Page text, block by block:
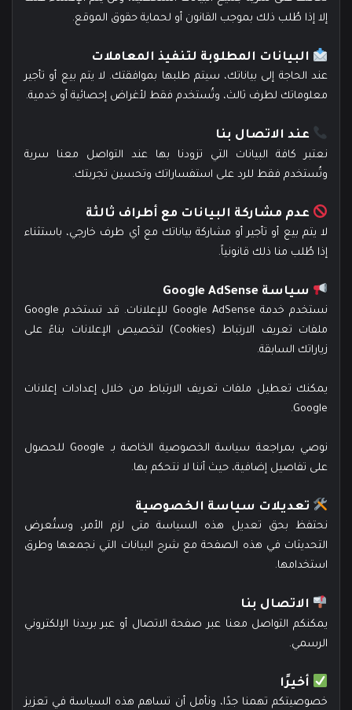
إلا إذا طُلب ذلك بموجب القانون أو لحماية حقوق الموقع.
البيانات المطلوبة لتنفيذ المعاملات
عند الحاجة إلى بياناتك، سيتم طلبها بموافقتك. لا يتم بيع أو تأجير
معلوماتك لطرف ثالث، وتُستخدم فقط لأغراض إحصائية أو خدمية.
عند الاتصال بنا
نعتبر كافة البيانات التي تزودنا بها عند التواصل معنا سرية
وتُستخدم فقط للرد على استفساراتك وتحسين تجربتك.
عدم مشاركة البيانات مع أطراف ثالثة
لا يتم بيع أو تأجير أو مشاركة بياناتك مع أي طرف خارجي، باستثناء
إذا طُلب منا ذلك قانونياً.
سياسة Google AdSense
نستخدم خدمة Google AdSense للإعلانات. قد تستخدم Google
ملفات تعريف الارتباط (Cookies) لتخصيص الإعلانات بناءً على
زياراتك السابقة.
يمكنك تعطيل ملفات تعريف الارتباط من خلال إعدادات إعلانات
Google
.
نوصي بمراجعة سياسة الخصوصية الخاصة بـ Google للحصول
على تفاصيل إضافية، حيث أننا لا نتحكم بها.
تعديلات سياسة الخصوصية
نحتفظ بحق تعديل هذه السياسة متى لزم الأمر، وستُعرض
التحديثات في هذه الصفحة مع شرح البيانات التي نجمعها وطرق
استخدامها.
الاتصال بنا
يمكنكم التواصل معنا عبر صفحة الاتصال أو عبر بريدنا الإلكتروني
الرسمي.
أخيرًا
خصوصيتكم تهمنا جدًا، ونأمل أن تساهم هذه السياسة في تعزيز